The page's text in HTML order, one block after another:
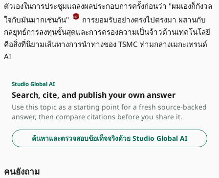
ตัวเองในการประชุมแถลงผลประกอบการครั้งก่อนว่า "ผมเองก็กังวล
ใจกับมันมากเช่นกัน"
การยอมรับอย่างตรงไปตรงมา ผสานกับ
กลยุทธ์การลงทุนขั้นสุดและการครองความเป็นจ้าวด้านเทคโนโลยี
คือสิ่งที่นิยามเส้นทางการนำทางของ TSMC ท่ามกลางเมกะเทรนด์
AI
Studio Global AI
Search, cite, and publish your own answer
Use this topic as a starting point for a fresh source-backed
answer, then compare citations before you share it.
ค้นหาและตรวจสอบข้อเท็จจริงด้วย Studio Global AI
คนยังถาม